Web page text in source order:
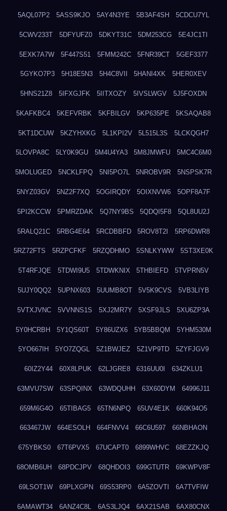
5AQL07P2 5ASS9KJO 5AY4N3YE 5B3AF4SH 5CDCU7YL
5CWV233T 5DFYUFZ0 5DKYT31C 5DM253CG 5E4JC1TI
5EXK7A7W 5F447S51 5FMM242C 5FNR39CT 5GEF3377
5GYKO7P3 5H18E5N3 5H4C8VII 5HANI4XK 5HER0XEV
5HNS21Z8 5IFXGJFK 5IITXOZY 5IVSLWGV 5J5FOXDN
5KAFKBC4 5KEFVRBK 5KFBILGV 5KP635PE 5KSAQAB8
5KT1DCUW 5KZYHXKG 5L1KPI2V 5L515L3S 5LCKQGH7
5LOVPA8C 5LY0K9GU 5M4U4YA3 5M8JMWFU 5MC4C6M0
5MOLUGED 5NCKLFPQ 5NI5PO7L 5NROBV9R 5NSPSK7R
5NYZ03GV 5NZ2F7XQ 5OGIRQDY 5OIXNVW6 5OPF8A7F
5PI2KCCW 5PMRZDAK 5Q7NY9BS 5QDQI5F8 5QL8UU2J
5RALQ21C 5RBG4E64 5RCDBBFD 5ROV8T2I 5RP6DWR8
5RZ72FTS 5RZPCFKF 5RZQDHMO 5SNLKYWW 5ST3XE0K
5T4RFJQE 5TDWI9U5 5TDWKNIX 5THBIEFD 5TVPRN5V
5UJY0QQ2 5UPNX603 5UUMB8OT 5V5K9CVS 5VB3LIYB
5VTXJVNC 5VVNNS1S 5XJ2MR7Y 5XSF9JLS 5XU6ZP3A
5Y0HCRBH 5Y1QS60T 5Y86UZX6 5YB5BBQM 5YHM530M
5YO667IH 5YO7ZQGL 5Z1BWJEZ 5Z1VP9TD 5ZYFJGV9
60IZ2Y44 60X8LPUK 62LJGRE8 6316UU0I 634ZKLU1
63MVU7SW 63SPQINX 63WDQUHH 63X60DYM 64996J11
659M6G4O 65TIBAG5 65TN6NPQ 65UV4E1K 660K94O5
663467JW 664ESOLH 664FNVV4 66C6U597 66NBHAON
675YBKS0 67T6PVX5 67UCAPT0 6899WHVC 68EZZKJQ
68OMB6UH 68PDCJPV 68QHDOI3 699GTUTR 69KWPV8F
69LSOT1W 69PLXGPN 69S53RP0 6A5ZOVTI 6A7TVFIW
6AMAWT34 6ANZ4C8L 6AS3LJQ4 6AX21SAB 6AX80CNX